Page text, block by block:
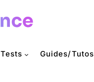
Tests Guides/Tutos